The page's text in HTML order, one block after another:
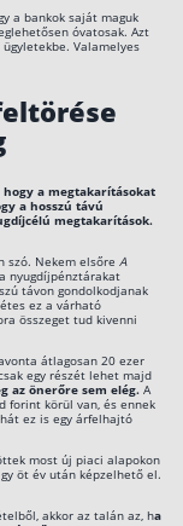
a bankok saját maguk
óvatosak. Azt
Valamelyes
a megtakarításokat
a hosszú távú
megtakarítások.
szó. Nekem elsőre A
nyugdíjpénztárakat
távon gondolkodjanak
ez a várható
összeget tud kivenni
átlagosan 20 ezer
egy részét lehet majd
az önerőre sem elég. A
forint körül van, és ennek
ez is egy árfelhajtó
most új piaci alapokon
öt év után képzelhető el.
akkor az talán az, ha